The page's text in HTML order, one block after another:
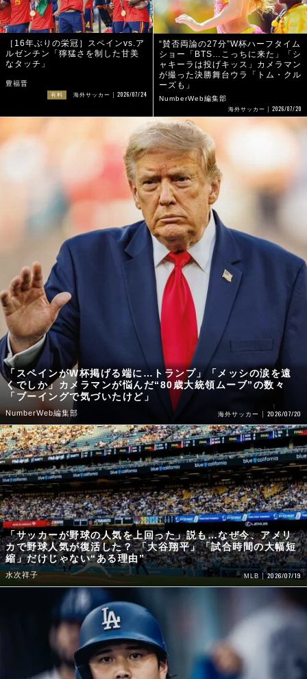
［16年ぶりの栄冠］スペインvs.ア
ルゼンチン「獰猛さを制した甘美
なタッチ」
豊福晋
有料 海外サッカー 2026/07/24
“賛否両論の27分”W杯ハーフタイム
ショー「BTS…こっちに来た」「シ
ャキーラは投げキッス」カメラマン
が撮った決勝舞台ウラ「トム・クル
ーズも」
NumberWeb編集部
海外サッカー 2026/07/20
「スペインがW杯掲げる端に…トランプ」「メッシの涙を遠
くでしか」カメラマンが悩んだ“80歳大統領ムーブ”の数々
「ブーイングで気づいたけど」
NumberWeb編集部 海外サッカー 2026/07/20
「サッカーが野球の人気を上回った」説も…なぜ今、アメリ
カで野球人気が復活した？ 「大谷翔平」「試合時間の大幅短
縮」だけじゃない“ある理由”
水次祥子 MLB 2026/07/19